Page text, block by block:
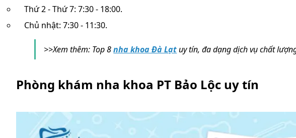
Thứ 2 - Thứ 7: 7:30 - 18:00.
Chủ nhật: 7:30 - 11:30.
>>Xem thêm: Top 8nha khoa Đà Lạtuy tín, đa dạng dịch vụ chất
Phòng khám nha khoa PT Bảo Lộc uy tín